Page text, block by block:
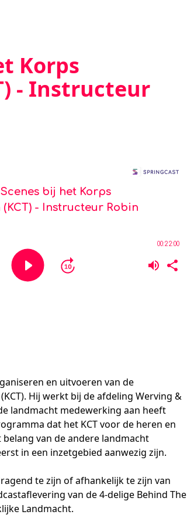
Korps
- Instructeur
en uitvoeren van de
Hij werkt bij de afdeling Werving &
landmacht medewerking aan heeft
dat het KCT voor de heren en
van de andere landmacht
in een inzetgebied aanwezig zijn.
te zijn of afhankelijk te zijn van
van de 4-delige Behind The
Landmacht.